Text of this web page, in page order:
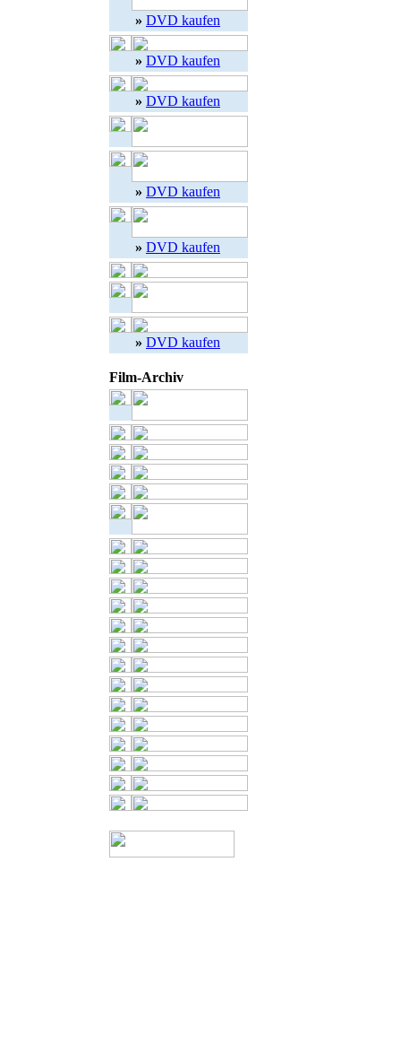
» DVD kaufen
» DVD kaufen
» DVD kaufen
» DVD kaufen
» DVD kaufen
» DVD kaufen
Film-Archiv